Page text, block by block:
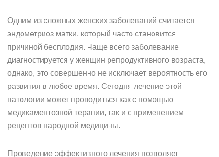
Одним из сложных женских заболеваний считается
эндометриоз матки, который часто становится
причиной бесплодия. Чаще всего заболевание
диагностируется у женщин репродуктивного возраста,
однако, это совершенно не исключает вероятность его
развития в любое время. Сегодня лечение этой
патологии может проводиться как с помощью
медикаментозной терапии, так и с применением
рецептов народной медицины.
Проведение эффективного лечения позволяет